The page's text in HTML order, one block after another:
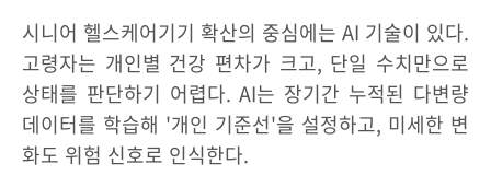
시니어 헬스케어기기 확산의 중심에는 AI 기술이 있다.
고령자는 개인별 건강 편차가 크고, 단일 수치만으로
상태를 판단하기 어렵다. AI는 장기간 누적된 다변량
데이터를 학습해 '개인 기준선'을 설정하고, 미세한 변
화도 위험 신호로 인식한다.